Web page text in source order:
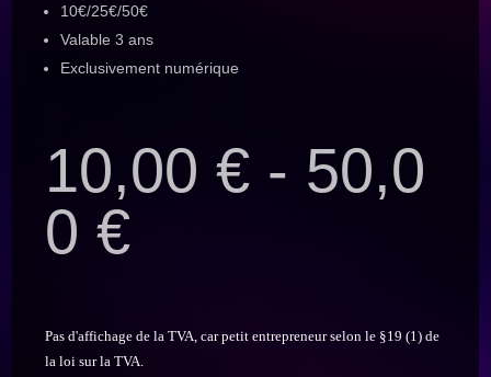
10€/25€/50€
Valable 3 ans
Exclusivement numérique
10,00€ - 50,0
0€
Pas d'affichage de la TVA, car petit entrepreneur selon le §19 (1) de
la loi sur la TVA.